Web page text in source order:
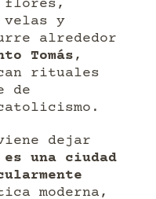
flores,
y
alrededor
Tomás ,
rituales
de
dejar
una ciudad
moderna,